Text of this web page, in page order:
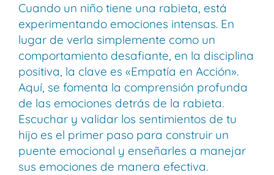
Cuando un niño tiene una rabieta, está
experimentando emociones intensas. En
lugar de verla simplemente como un
comportamiento desafiante, en la disciplina
positiva, la clave es «Empatía en Acción».
Aquí, se fomenta la comprensión profunda
de las emociones detrás de la rabieta.
Escuchar y validar los sentimientos de tu
hijo es el primer paso para construir un
puente emocional y enseñarles a manejar
sus emociones de manera efectiva.